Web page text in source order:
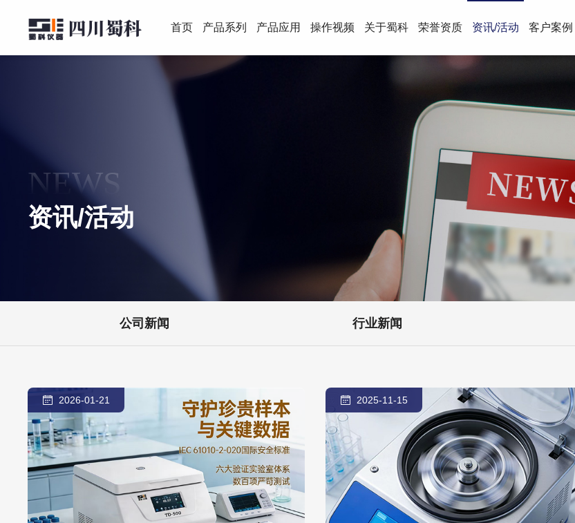
首页 产品系列 产品应用 操作视频 关于蜀科 荣誉资质 资讯/活动 客户案例
NEWS
资讯/活动
公司新闻 行业新闻
2026-01-21 2025-11-15